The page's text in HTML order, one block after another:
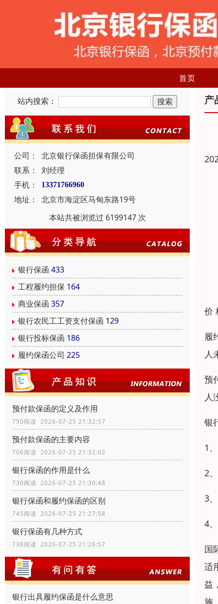
首页
站内搜索：
公司：
北京银行保函担保有限公司
联系：
刘经理
手机：
13371766960
地址：
北京市海淀区马甸东路19号
本站共被浏览过 6199147 次
银行保函 433
工程履约担保 164
商业保函 357
银行农民工工资支付保函 129
银行投标保函 186
履约保函公司 225
预付款保函的定义及作用
750阅读 2026-07-25 21:32:57
预付款保函的主要内容
706阅读 2026-07-25 21:32:02
银行保函的作用是什么
730阅读 2026-07-25 21:30:48
银行保函和履约保函的区别
745阅读 2026-07-25 21:27:58
银行保函有几种方式
738阅读 2026-07-25 21:26:57
银行出具履约保函是什么意思
产
价
履
人
预
人
银
1
2
3
4
国
适
益
施